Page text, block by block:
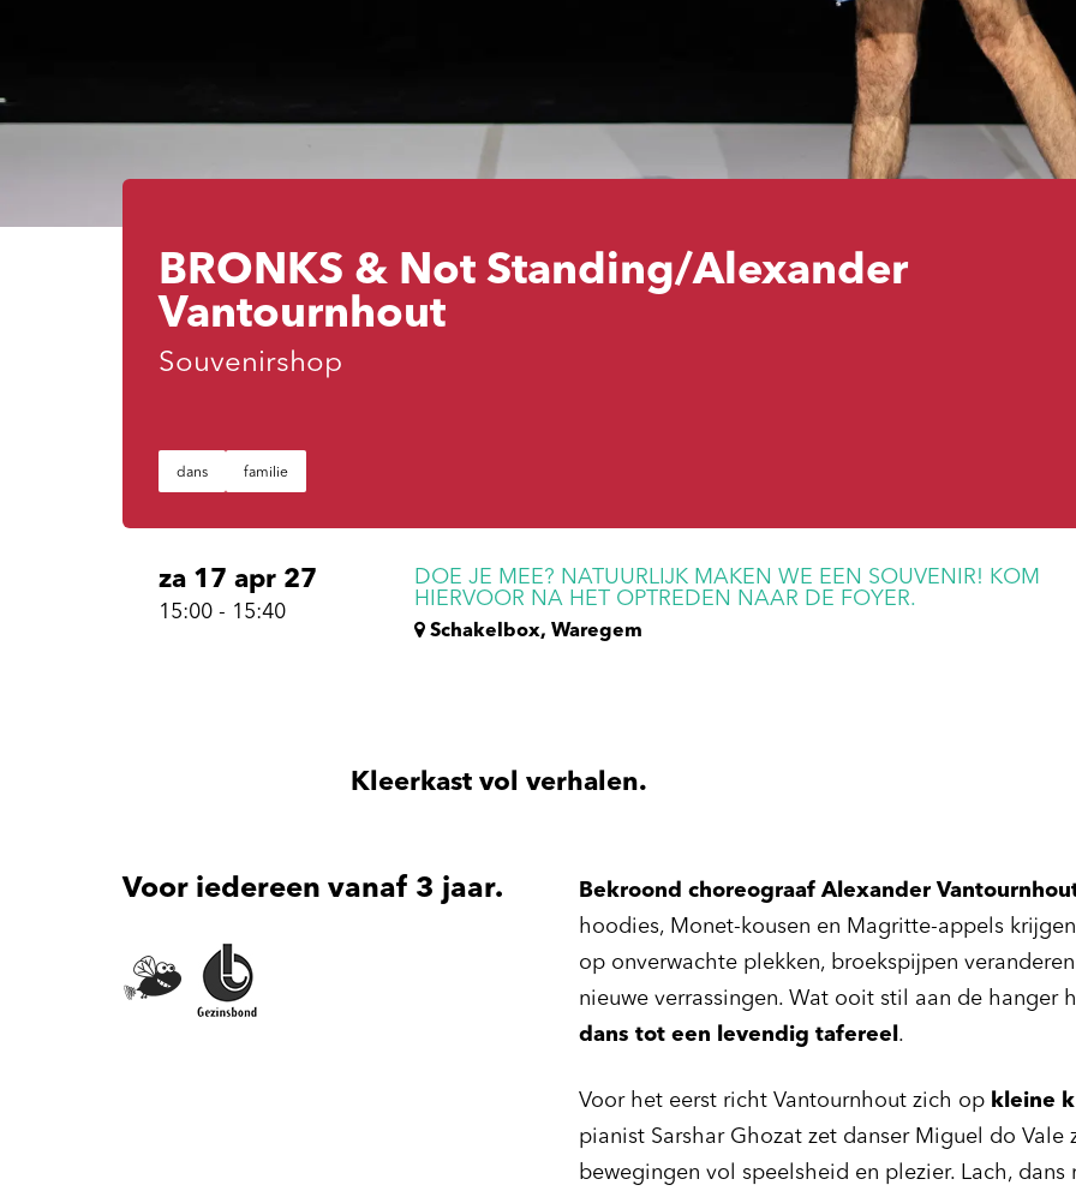
BRONKS & Not Standing/Alexander
Vantournhout
Souvenirshop
dans familie
za 17 apr 27
15:00 - 15:40
DOE JE MEE? NATUURLIJK MAKEN WE EEN SOUVENIR! KOM
HIERVOOR NA HET OPTREDEN NAAR DE FOYER.
Schakelbox, Waregem
Kleerkast vol verhalen.
Bekroond choreograaf Alexander
hoodies, Monet-kousen en Magritte-appels
op onverwachte plekken, broekspijpen
nieuwe verrassingen. Wat ooit stil aan de hanger
dans tot een levendig tafereel .
Voor het eerst richt Vantournhout zich op kleine
pianist Sarshar Ghozat zet danser Miguel do
bewegingen vol speelsheid en plezier. Lach,
Voor iedereen vanaf 3 jaar.